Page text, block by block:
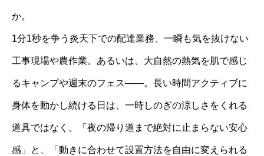
か。
1分1秒を争う炎天下での配達業務、一瞬も気を抜けない
工事現場や農作業。あるいは、大自然の熱気を肌で感じ
るキャンプや週末のフェス——。長い時間アクティブに
身体を動かし続ける日は、一時しのぎの涼しさをくれる
道具ではなく、「夜の帰り道まで絶対に止まらない安心
感」と、「動きに合わせて設置方法を自由に変えられる